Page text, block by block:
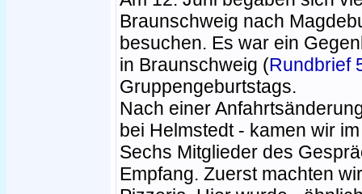
Braunschweig nach
besuchen. Es war ein
in Braunschweig (Rundbrief
Gruppengeburtstags.
Nach einer
bei Helmstedt - kamen wir
Sechs Mitglieder des
Empfang. Zuerst machten